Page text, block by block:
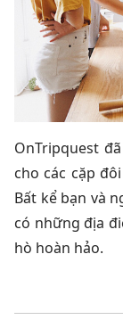
OnTripquest
cho các cặp
Bất kể bạn và
có những địa
hò hoàn hảo.